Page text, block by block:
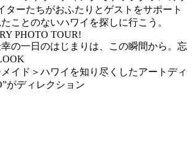
ターたちがおふたりとゲストをサポート
ことのないハワイを探しに行こう。
PHOTO TOUR!
の一日のはじまりは、この瞬間から。忘
イド＞ハワイを知り尽くしたアートディ
がディレクション